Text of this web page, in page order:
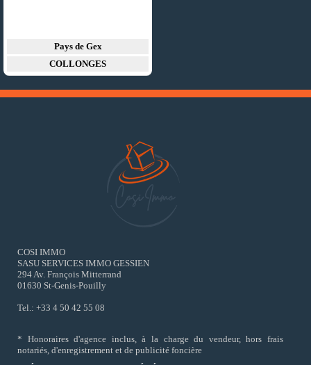
Pays de Gex
COLLONGES
COSI IMMO
SASU SERVICES IMMO GESSIEN
294 Av. François Mitterrand
01630 St-Genis-Pouilly
Tel.: +33 4 50 42 55 08
* Honoraires d'agence inclus, à la charge du vendeur, hors frais
notariés, d'enregistrement et de publicité foncière